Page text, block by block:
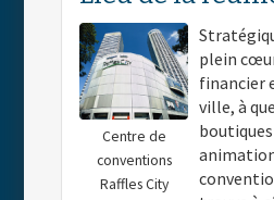
Centre de
conventions
Raffles City
plein
financier
ville, à